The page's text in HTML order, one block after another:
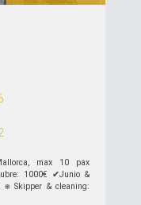
max 10 pax
1000€ ✔︎Junio &
⎈ Skipper & cleaning: